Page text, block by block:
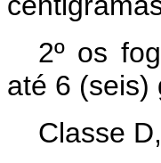
2º os
até 6 (seis)
Classe